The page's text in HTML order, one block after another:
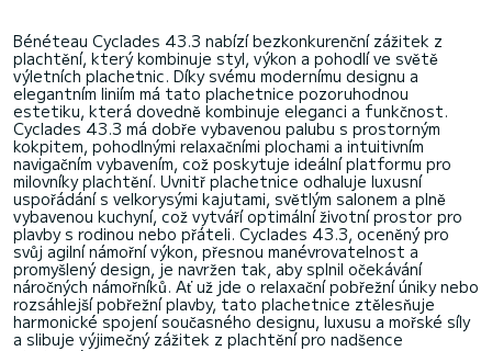
Bénéteau Cyclades 43.3 nabízí bezkonkurenční zážitek z
plachtění, který kombinuje styl, výkon a pohodlí ve světě
výletních plachetnic. Díky svému modernímu designu a
elegantním liniím má tato plachetnice pozoruhodnou
estetiku, která dovedně kombinuje eleganci a funkčnost.
Cyclades 43.3 má dobře vybavenou palubu s prostorným
kokpitem, pohodlnými relaxačními plochami a intuitivním
navigačním vybavením, což poskytuje ideální platformu pro
milovníky plachtění. Uvnitř plachetnice odhaluje luxusní
uspořádání s velkorysými kajutami, světlým salonem a plně
vybavenou kuchyní, což vytváří optimální životní prostor pro
plavby s rodinou nebo přáteli. Cyclades 43.3, oceněný pro
svůj agilní námořní výkon, přesnou manévrovatelnost a
promyšlený design, je navržen tak, aby splnil očekávání
náročných námořníků. Ať už jde o relaxační pobřežní úniky nebo
rozsáhlejší pobřežní plavby, tato plachetnice ztělesňuje
harmonické spojení současného designu, luxusu a mořské síly
a slibuje výjimečný zážitek z plachtění pro nadšence